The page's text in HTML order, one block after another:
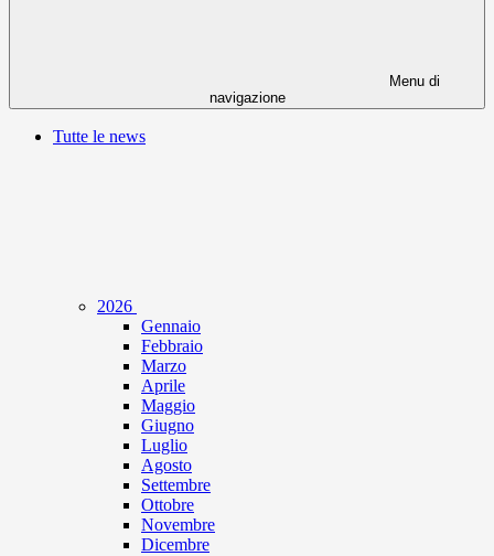
Menu di
navigazione
Tutte le news
2026
Gennaio
Febbraio
Marzo
Aprile
Maggio
Giugno
Luglio
Agosto
Settembre
Ottobre
Novembre
Dicembre